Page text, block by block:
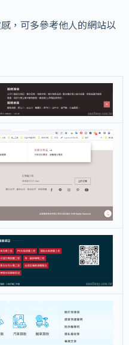
，可多參考他人的網站以